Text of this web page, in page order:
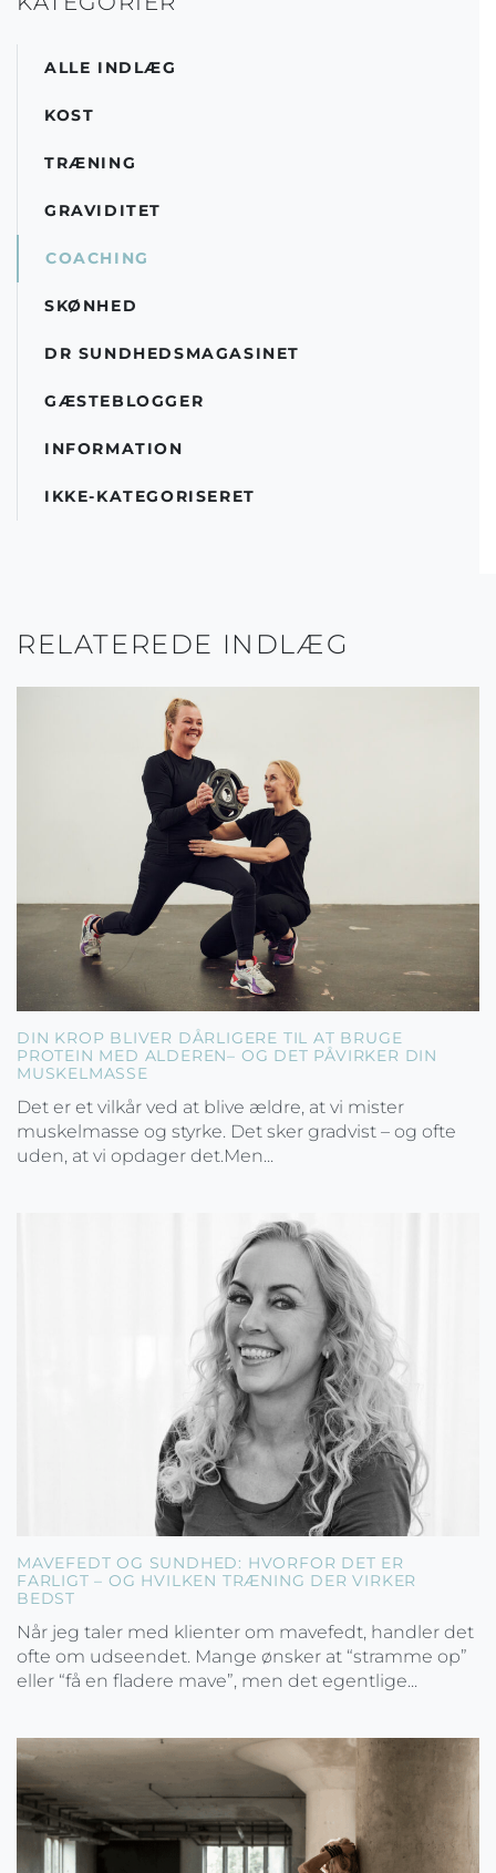
ALLE INDLÆG
KOST
TRÆNING
GRAVIDITET
COACHING
SKØNHED
DR SUNDHEDSMAGASINET
GÆSTEBLOGGER
INFORMATION
IKKE-KATEGORISERET
RELATEREDE INDLÆG
DIN KROP BLIVER DÅRLIGERE TIL AT BRUGE
PROTEIN MED ALDEREN– OG DET PÅVIRKER DIN
MUSKELMASSE
Det er et vilkår ved at blive ældre, at vi mister
muskelmasse og styrke. Det sker gradvist – og ofte
uden, at vi opdager det.Men...
MAVEFEDT OG SUNDHED: HVORFOR DET ER
FARLIGT – OG HVILKEN TRÆNING DER VIRKER
BEDST
Når jeg taler med klienter om mavefedt, handler det
ofte om udseendet. Mange ønsker at “stramme op”
eller “få en fladere mave”, men det egentlige...